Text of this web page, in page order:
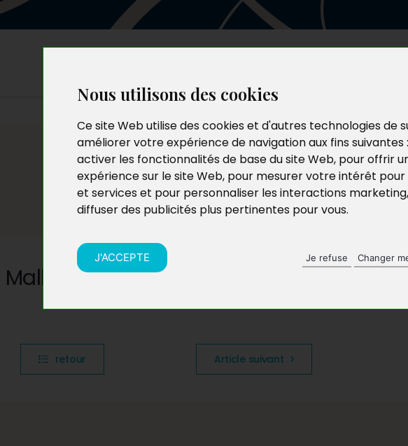
Nous utilisons des cookies
Ce site Web utilise des cookies et d'autres technologies de
améliorer votre expérience de navigation aux fins suivantes :
activer les fonctionnalités de base du site Web, pour offrir
expérience sur le site Web, pour mesurer votre intérêt pour
et services et pour personnaliser les interactions marketing,
diffuser des publicités plus pertinentes pour vous.
J'ACCEPTE Je refuse Changer
et les usines
retour Article suivant